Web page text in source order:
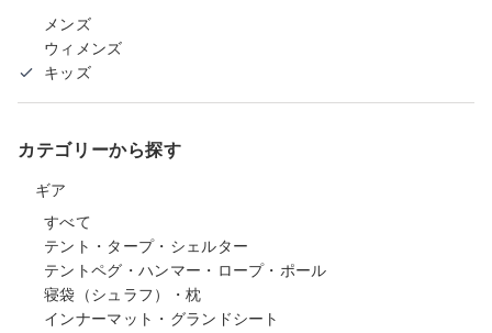
メンズ
ウィメンズ
キッズ
カテゴリーから探す
ギア
すべて
テント・タープ・シェルター
テントペグ・ハンマー・ロープ・ポール
寝袋（シュラフ）・枕
インナーマット・グランドシート